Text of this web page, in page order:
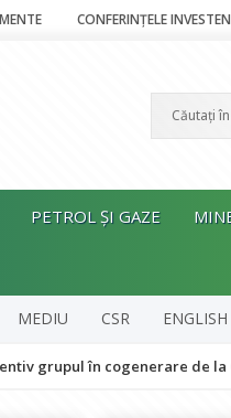
CONFERINȚELE
PETROL ȘI GAZE
MEDIU CSR ENGLISH
cogenerare de la CET